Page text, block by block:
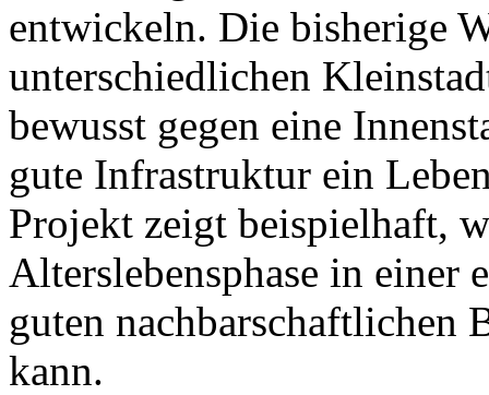
entwickeln. Die bisherige
unterschiedlichen
bewusst gegen eine
gute Infrastruktur ein
Projekt zeigt beispielhaft,
Alterslebensphase in
guten nachbarschaftlichen
kann.